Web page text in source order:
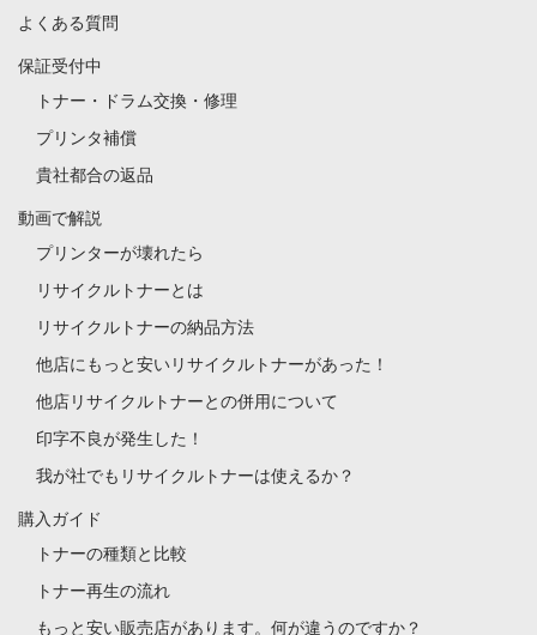
よくある質問
保証受付中
トナー・ドラム交換・修理
プリンタ補償
貴社都合の返品
動画で解説
プリンターが壊れたら
リサイクルトナーとは
リサイクルトナーの納品方法
他店にもっと安いリサイクルトナーがあった！
他店リサイクルトナーとの併用について
印字不良が発生した！
我が社でもリサイクルトナーは使えるか？
購入ガイド
トナーの種類と比較
トナー再生の流れ
もっと安い販売店があります。何が違うのですか？